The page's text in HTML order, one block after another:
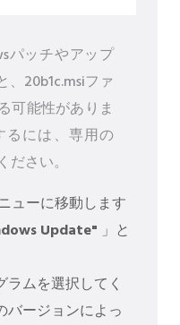
パッチやアップ
20b1c.msiファ
可能性がありま
るには、専用の
さい。
ューに移動します
Update" 」と
ムを選択してく
バージョンによっ